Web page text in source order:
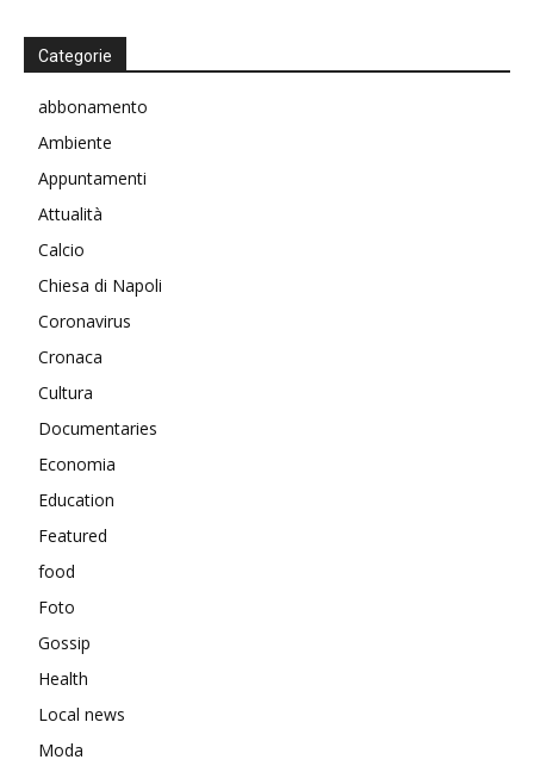
Categorie
abbonamento
Ambiente
Appuntamenti
Attualità
Calcio
Chiesa di Napoli
Coronavirus
Cronaca
Cultura
Documentaries
Economia
Education
Featured
food
Foto
Gossip
Health
Local news
Moda